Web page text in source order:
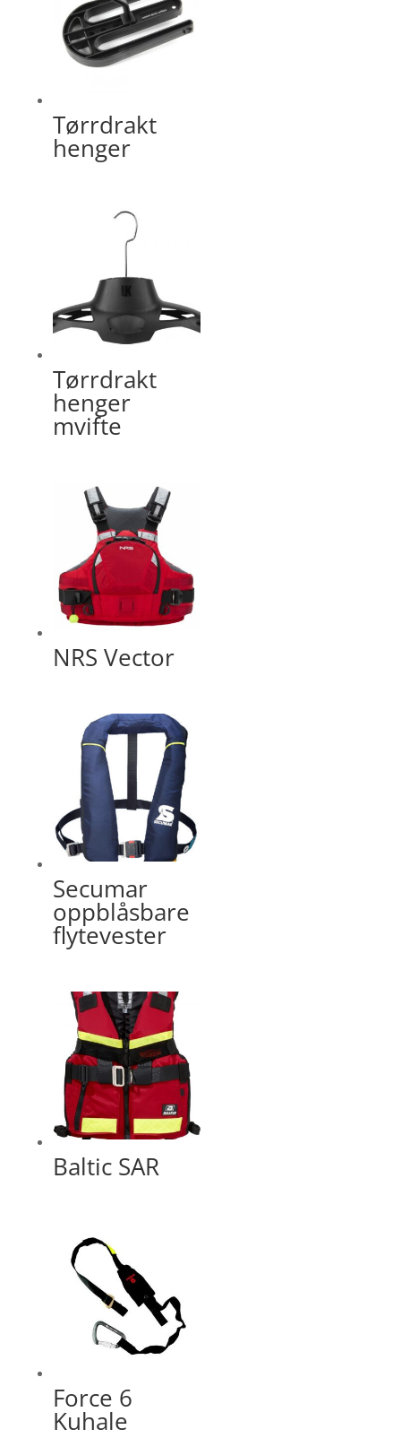
Tørrdrakt
henger
Tørrdrakt
henger
mvifte
NRS Vector
Secumar
oppblåsbare
flytevester
Baltic SAR
Force 6
Kuhale